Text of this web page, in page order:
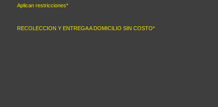
Aplican restricciones*
RECOLECCION Y ENTREGA A DOMICILIO SIN COSTO*